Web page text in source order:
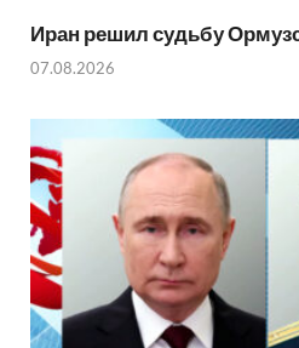
Иран решил судьбу
07.08.2026